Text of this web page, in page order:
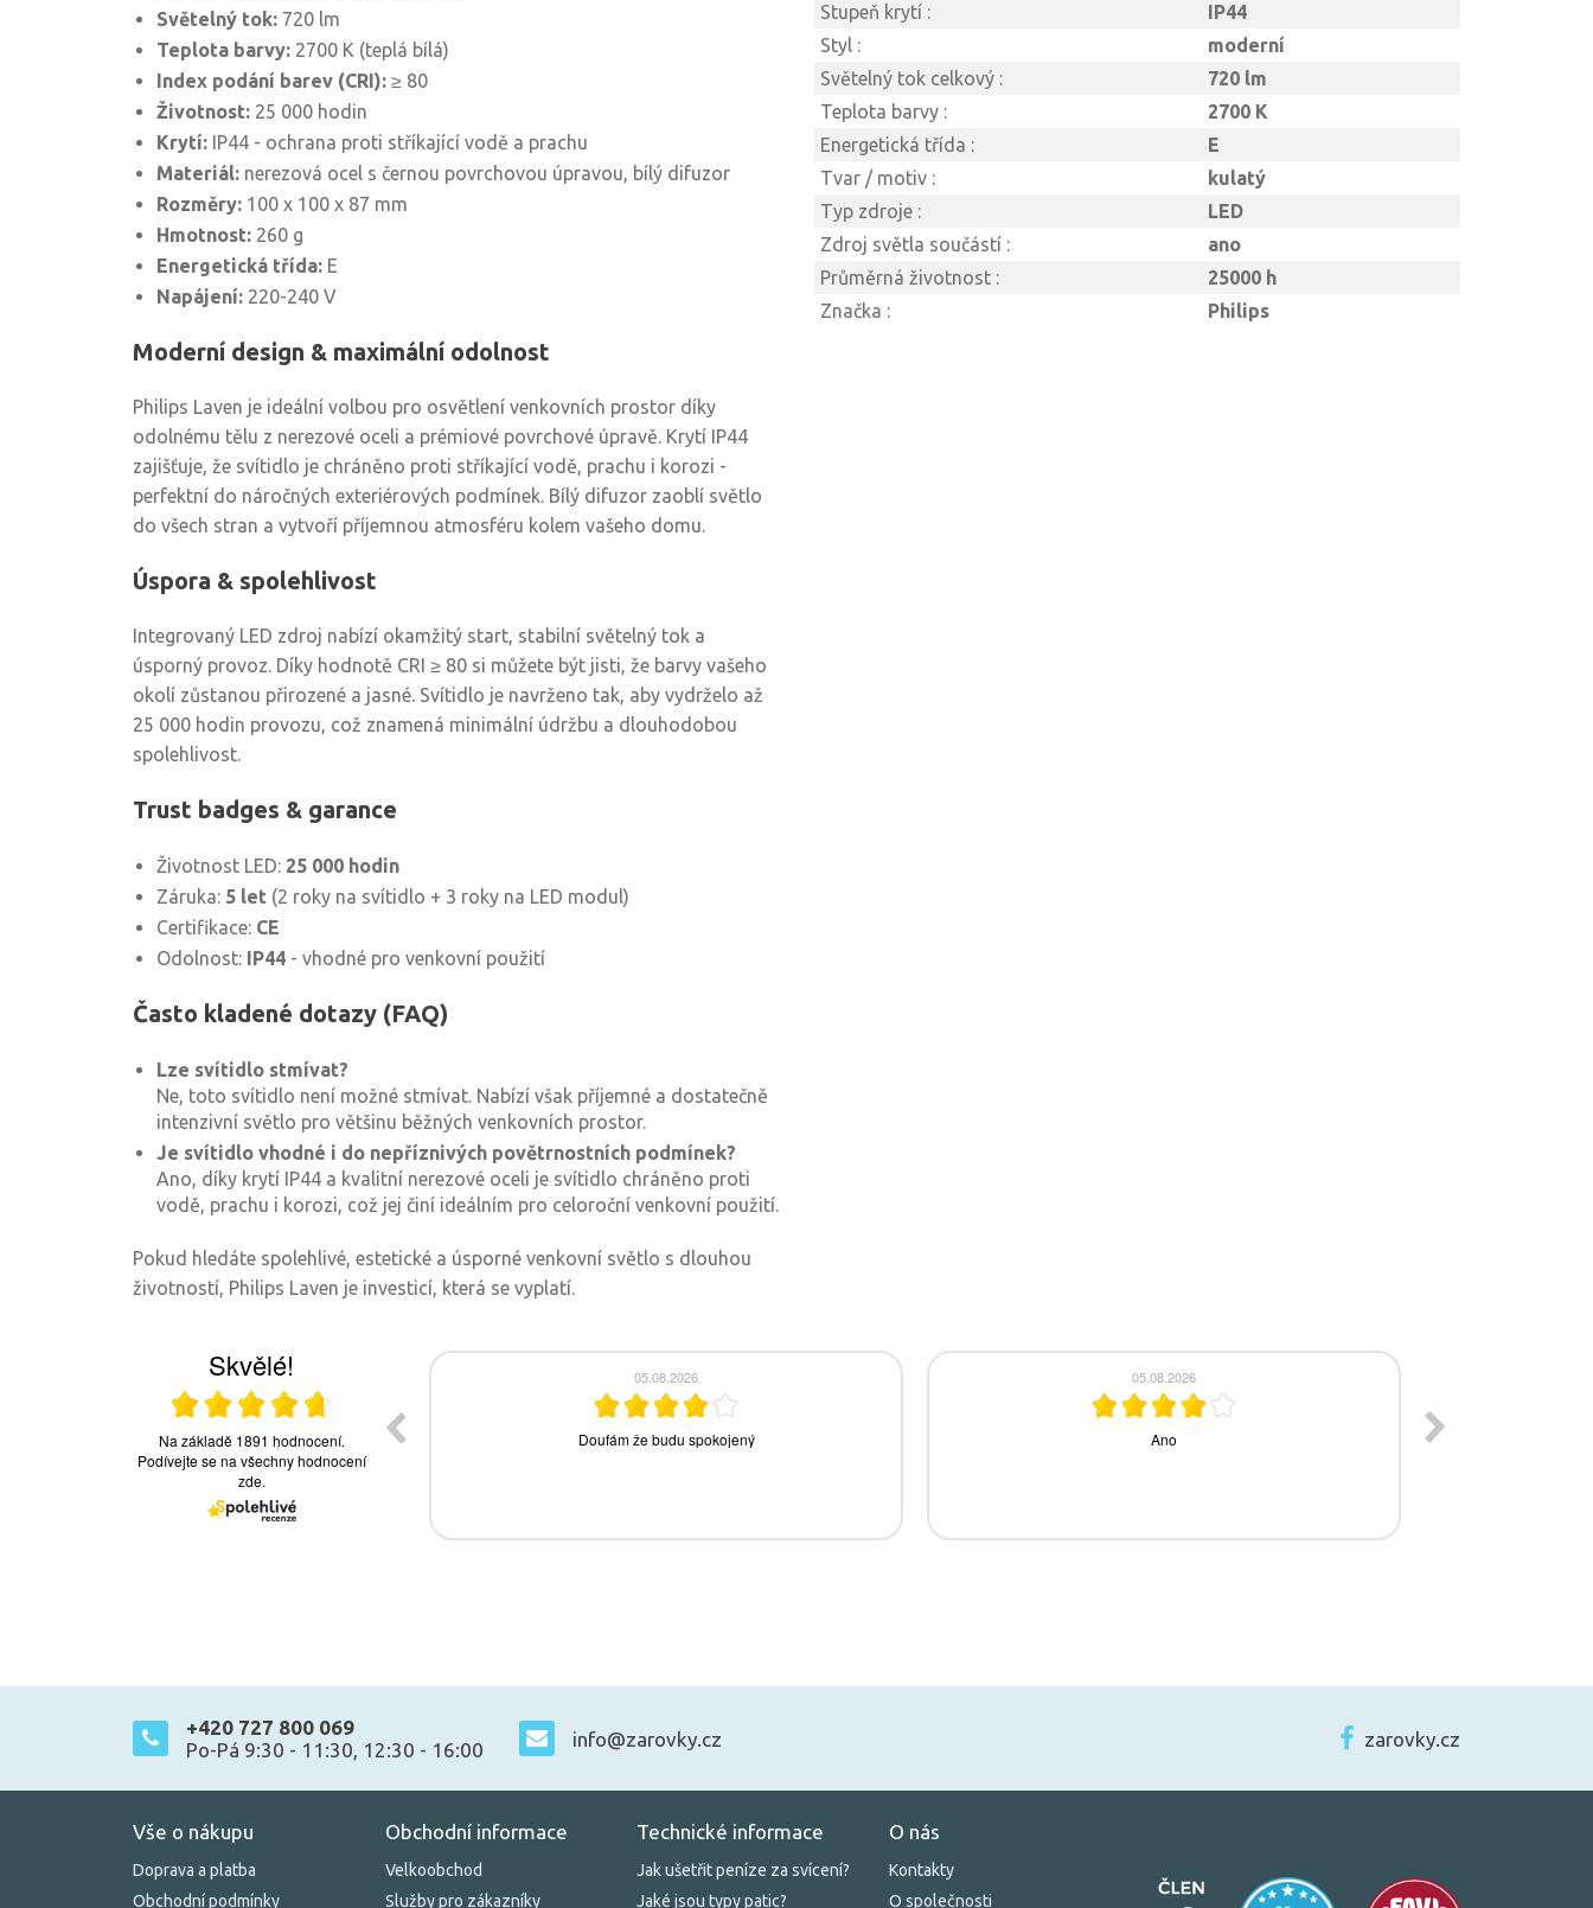
Světelný tok: 720 lm
Teplota barvy: 2700 K (teplá bílá)
Index podání barev (CRI): ≥ 80
Životnost: 25 000 hodin
Krytí: IP44 - ochrana proti stříkající vodě a prachu
Materiál: nerezová ocel s černou povrchovou úpravou, bílý difuzor
Rozměry: 100 x 100 x 87 mm
Hmotnost: 260 g
Energetická třída: E
Napájení: 220-240 V
Moderní design & maximální odolnost
Philips Laven je ideální volbou pro osvětlení venkovních prostor díky
odolnému tělu z nerezové oceli a prémiové povrchové úpravě. Krytí IP44
zajišťuje, že svítidlo je chráněno proti stříkající vodě, prachu i korozi -
perfektní do náročných exteriérových podmínek. Bílý difuzor zaoblí světlo
do všech stran a vytvoří příjemnou atmosféru kolem vašeho domu.
Úspora & spolehlivost
Integrovaný LED zdroj nabízí okamžitý start, stabilní světelný tok a
úsporný provoz. Díky hodnotě CRI ≥ 80 si můžete být jisti, že barvy vašeho
okolí zůstanou přirozené a jasné. Svítidlo je navrženo tak, aby vydrželo až
25 000 hodin provozu, což znamená minimální údržbu a dlouhodobou
spolehlivost.
Trust badges & garance
Životnost LED: 25 000 hodin
Záruka: 5 let (2 roky na svítidlo + 3 roky na LED modul)
Certifikace: CE
Odolnost: IP44 - vhodné pro venkovní použití
Často kladené dotazy (FAQ)
Lze svítidlo stmívat?
Ne, toto svítidlo není možné stmívat. Nabízí však příjemné a dostatečně
intenzivní světlo pro většinu běžných venkovních prostor.
Je svítidlo vhodné i do nepříznivých povětrnostních podmínek?
Ano, díky krytí IP44 a kvalitní nerezové oceli je svítidlo chráněno proti
vodě, prachu i korozi, což jej činí ideálním pro celoroční venkovní použití.
Pokud hledáte spolehlivé, estetické a úsporné venkovní světlo s dlouhou
životností, Philips Laven je investicí, která se vyplatí.
Stupeň krytí :
IP44
Styl :
moderní
Světelný tok celkový :
720 lm
Teplota barvy :
2700 K
Energetická třída :
E
Tvar / motiv :
kulatý
Typ zdroje :
LED
Zdroj světla součástí :
ano
Průměrná životnost :
25000 h
Značka :
Philips
+420 727 800 069
Po-Pá 9:30 - 11:30, 12:30 - 16:00
info@zarovky.cz zarovky.cz
Vše o nákupu
Doprava a platba
Obchodní podmínky
Obchodní informace
Velkoobchod
Služby pro zákazníky
Technické informace
Jak ušetřit peníze za svícení?
Jaké jsou typy patic?
O nás
Kontakty
O společnosti